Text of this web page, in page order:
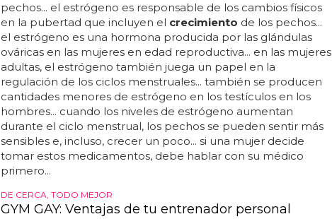
pechos... el estrógeno es responsable de los cambios físicos
en la pubertad que incluyen el crecimiento de los pechos...
el estrógeno es una hormona producida por las glándulas
ováricas en las mujeres en edad reproductiva... en las mujeres
adultas, el estrógeno también juega un papel en la
regulación de los ciclos menstruales... también se producen
cantidades menores de estrógeno en los testículos en los
hombres... cuando los niveles de estrógeno aumentan
durante el ciclo menstrual, los pechos se pueden sentir más
sensibles e, incluso, crecer un poco... si una mujer decide
tomar estos medicamentos, debe hablar con su médico
primero...
DE CERCA, TODO MEJOR
GYM GAY: Ventajas de tu entrenador personal